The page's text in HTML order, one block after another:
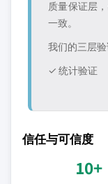
质量保证层
一致。
我们的三层
✓ 统计验证
信任与可信度
10+